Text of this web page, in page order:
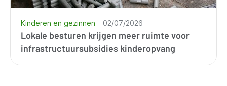
Lokale besturen krijgen meer ruimte voor
infrastructuursubsidies kinderopvang
Kinderen en gezinnen 02/07/2026